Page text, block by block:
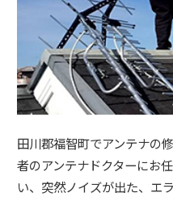
田川郡福智町でアンテナの
者のアンテナドクターにお
い、突然ノイズが出た、エ